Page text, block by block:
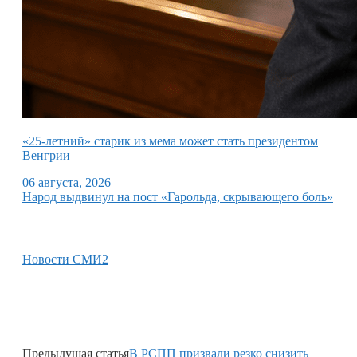
«25-летний» старик из мема может стать президентом
Венгрии
06 августа, 2026
Народ выдвинул на пост «Гарольда, скрывающего боль»
Новости СМИ2
Предыдущая статьяВ РСПП призвали резко снизить